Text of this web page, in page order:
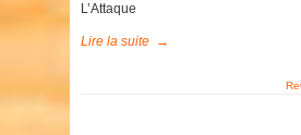
L’Attaque
Lire la suite →